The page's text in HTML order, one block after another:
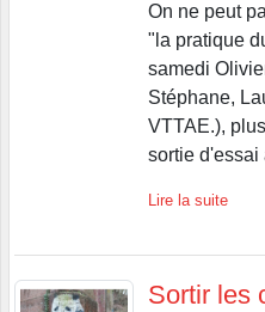
On ne peut
"la pratique
samedi
Stéphane,
VTTAE.),
sortie d'essai
Lire la suite
Sortir les